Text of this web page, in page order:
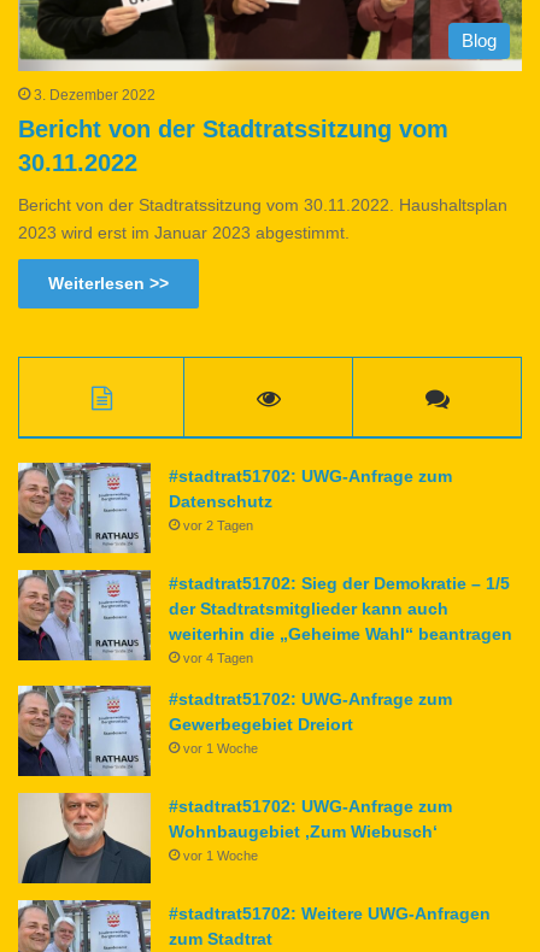
Blog
3. Dezember 2022
Bericht von der Stadtratssitzung vom
30.11.2022
Bericht von der Stadtratssitzung vom 30.11.2022. Haushaltsplan
2023 wird erst im Januar 2023 abgestimmt.
Weiterlesen >>
#stadtrat51702: UWG-Anfrage zum
Datenschutz
vor 2 Tagen
#stadtrat51702: Sieg der Demokratie – 1/5
der Stadtratsmitglieder kann auch
weiterhin die „Geheime Wahl“ beantragen
vor 4 Tagen
#stadtrat51702: UWG-Anfrage zum
Gewerbegebiet Dreiort
vor 1 Woche
#stadtrat51702: UWG-Anfrage zum
Wohnbaugebiet ‚Zum Wiebusch‘
vor 1 Woche
#stadtrat51702: Weitere UWG-Anfragen
zum Stadtrat